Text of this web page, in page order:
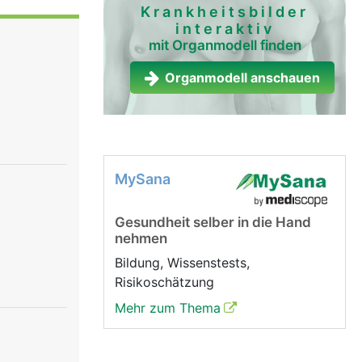
Galle
Krankheitsbilder
interaktiv
mit Organmodell finden
Organmodell anschauen
MySana
Gesundheit selber in die Hand
nehmen
Bildung, Wissenstests,
Risikoschätzung
Mehr zum Thema